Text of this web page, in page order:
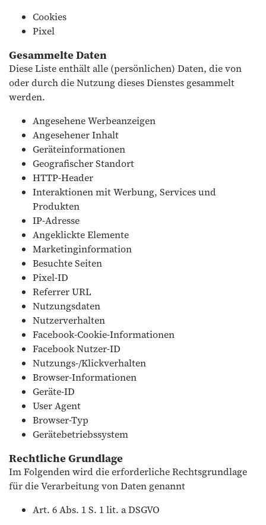
Cookies
Pixel
Gesammelte Daten
Diese Liste enthält alle (persönlichen) Daten, die von
oder durch die Nutzung dieses Dienstes gesammelt
werden.
Angesehene Werbeanzeigen
Angesehener Inhalt
Geräteinformationen
Geografischer Standort
HTTP-Header
Interaktionen mit Werbung, Services und
Produkten
IP-Adresse
Angeklickte Elemente
Marketinginformation
Besuchte Seiten
Pixel-ID
Referrer URL
Nutzungsdaten
Nutzerverhalten
Facebook-Cookie-Informationen
Facebook Nutzer-ID
Nutzungs-/Klickverhalten
Browser-Informationen
Geräte-ID
User Agent
Browser-Typ
Gerätebetriebssystem
Rechtliche Grundlage
Im Folgenden wird die erforderliche Rechtsgrundlage
für die Verarbeitung von Daten genannt
Art. 6 Abs. 1 S. 1 lit. a DSGVO